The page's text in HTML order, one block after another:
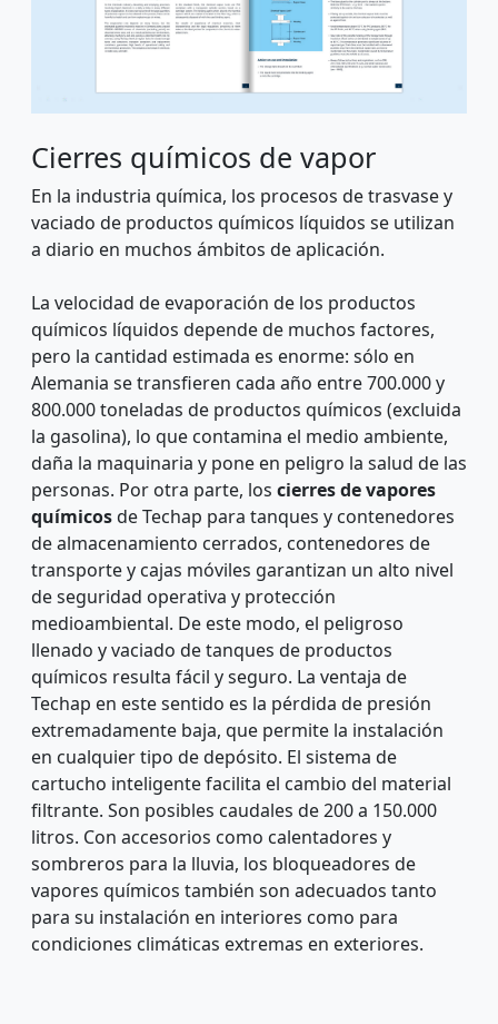
Cierres químicos de vapor
En la industria química, los procesos de trasvase y
vaciado de productos químicos líquidos se utilizan
a diario en muchos ámbitos de aplicación.
La velocidad de evaporación de los productos
químicos líquidos depende de muchos factores,
pero la cantidad estimada es enorme: sólo en
Alemania se transfieren cada año entre 700.000 y
800.000 toneladas de productos químicos (excluida
la gasolina), lo que contamina el medio ambiente,
daña la maquinaria y pone en peligro la salud de las
personas. Por otra parte, los cierres de vapores
químicosde Techap para tanques y contenedores
de almacenamiento cerrados, contenedores de
transporte y cajas móviles garantizan un alto nivel
de seguridad operativa y protección
medioambiental. De este modo, el peligroso
llenado y vaciado de tanques de productos
químicos resulta fácil y seguro. La ventaja de
Techap en este sentido es la pérdida de presión
extremadamente baja, que permite la instalación
en cualquier tipo de depósito. El sistema de
cartucho inteligente facilita el cambio del material
filtrante. Son posibles caudales de 200 a 150.000
litros. Con accesorios como calentadores y
sombreros para la lluvia, los bloqueadores de
vapores químicos también son adecuados tanto
para su instalación en interiores como para
condiciones climáticas extremas en exteriores.